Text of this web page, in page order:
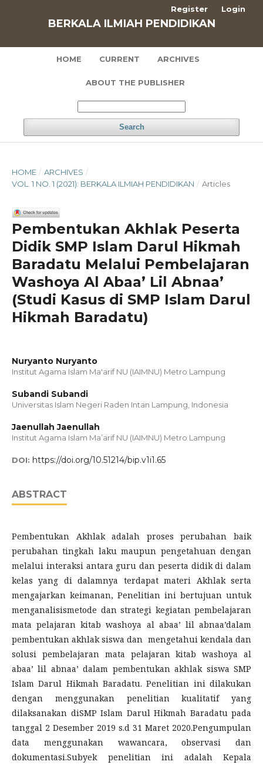
BERKALA ILMIAH PENDIDIKAN
HOME CURRENT ARCHIVES
ABOUT THE PUBLISHER
Search
Register Login
HOME / ARCHIVES /
VOL. 1 NO. 1 (2021): BERKALA ILMIAH PENDIDIKAN / Articles
Pembentukan Akhlak Peserta
Didik SMP Islam Darul Hikmah
Baradatu Melalui Pembelajaran
Washoya Al Abaa’ Lil Abnaa’
(Studi Kasus di SMP Islam Darul
Hikmah Baradatu)
Nuryanto Nuryanto
Institut Agama Islam Ma'arif NU (IAIMNU) Metro Lampung
Subandi Subandi
Universitas Islam Negeri Raden Intan Lampung, Indonesia
Jaenullah Jaenullah
Institut Agama Islam Ma’arif NU (IAIMNU) Metro Lampung
DOI: https://doi.org/10.51214/bip.v1i1.65
ABSTRACT
Pembentukan Akhlak adalah proses perubahan baik
perubahan tingkah laku maupun pengetahuan dengan
melalui interaksi antara guru dan peserta didik di dalam
kelas yang di dalamnya terdapat materi Akhlak serta
mengajarkan keimanan, Penelitian ini bertujuan untuk
menganalisismetode dan strategi kegiatan pembelajaran
mata pelajaran kitab washoya al abaa’ lil abnaa’dalam
pembentukan akhlak siswa dan mengetahui kendala dan
solusi pembelajaran mata pelajaran kitab washoya al
abaa’ lil abnaa’ dalam pembentukan akhlak siswa SMP
Islam Darul Hikmah Baradatu. Penelitian ini dilakukan
dengan menggunakan penelitian kualitatif yang
dilaksanakan diSMP Islam Darul Hikmah Baradatu pada
tanggal 2 Desember 2019 s.d 31 Maret 2020.Pengumpulan
data menggunakan wawancara, observasi dan
dokumentasi.Subyek penelitian ini adalah Kepala